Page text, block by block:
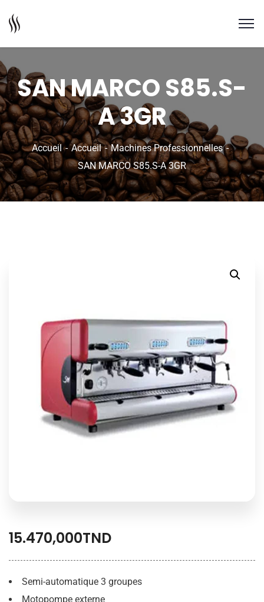
SAN MARCO S85.S-
A 3GR
Accueil Accueil
Machines Professionnelles
SAN MARCO S85.S-A 3GR
15.470,000TND
Semi-automatique 3 groupes
Motopompe externe